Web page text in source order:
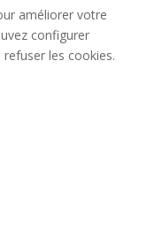
améliorer votre
configurer
les cookies.